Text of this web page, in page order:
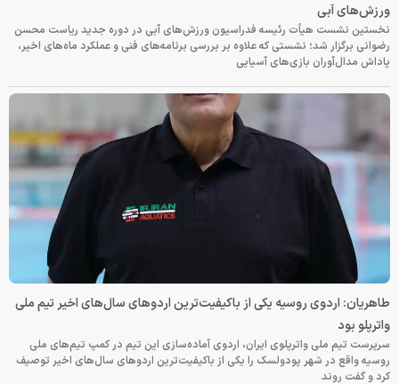
ورزش‌های آبی
نخستین نشست هیأت رئیسه فدراسیون ورزش‌های آبی در دوره جدید ریاست محسن
رضوانی برگزار شد؛ نشستی که علاوه بر بررسی برنامه‌های فنی و عملکرد ماه‌های اخیر،
پاداش مدال‌آوران بازی‌های آسیایی
طاهریان: اردوی روسیه یکی از باکیفیت‌ترین اردوهای سال‌های اخیر تیم ملی
واترپلو بود
سرپرست تیم ملی واترپلوی ایران، اردوی آماده‌سازی این تیم در کمپ تیم‌های ملی
روسیه واقع در شهر پودولسک را یکی از باکیفیت‌ترین اردوهای سال‌های اخیر توصیف
کرد و گفت روند